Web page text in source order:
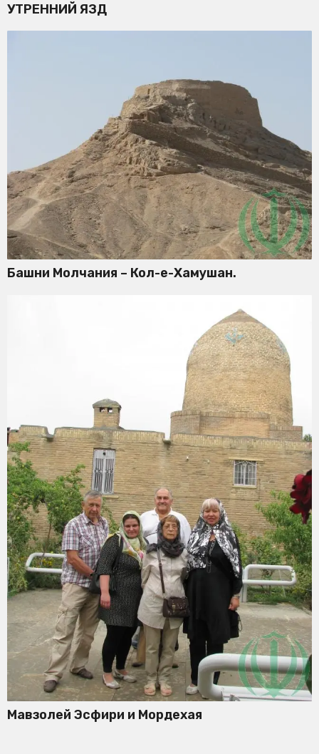
УТРЕННИЙ ЯЗД
Башни Молчания – Кол-е-Хамушан.
Мавзолей Эсфири и Мордехая